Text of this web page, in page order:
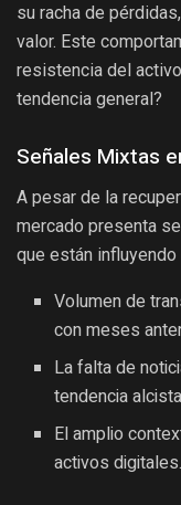
su racha de
valor. Este
resistencia del
tendencia general?
Señales Mixtas
A pesar de la
mercado presenta
que están
Volumen de
con meses
La falta de
tendencia
El amplio
activos digitales.